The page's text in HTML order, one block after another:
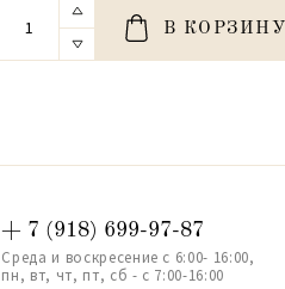
В КОРЗИНУ
+ 7 (918) 699-97-87
Среда и воскресение с 6:00- 16:00,
пн, вт, чт, пт, сб - с 7:00-16:00